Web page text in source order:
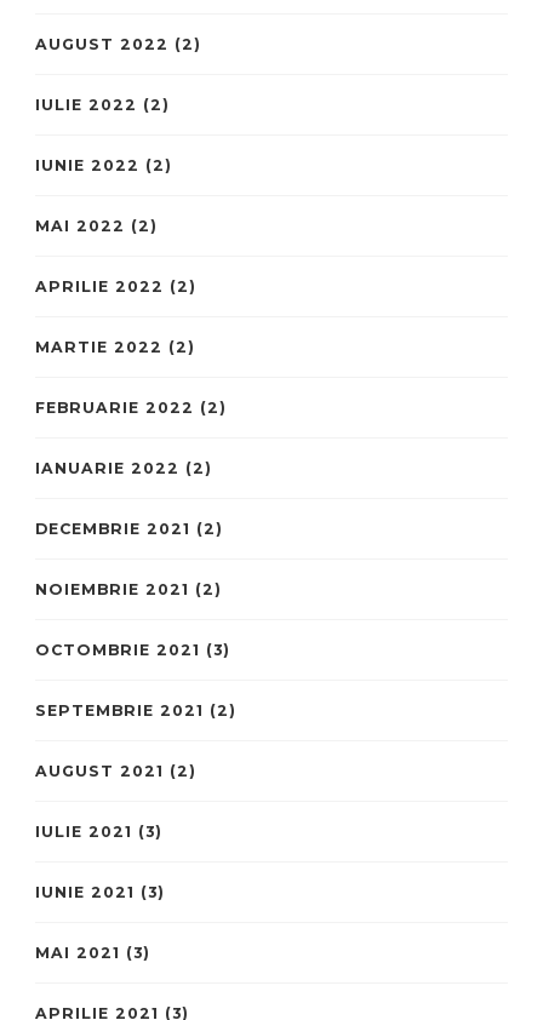
AUGUST 2022 (2)
IULIE 2022 (2)
IUNIE 2022 (2)
MAI 2022 (2)
APRILIE 2022 (2)
MARTIE 2022 (2)
FEBRUARIE 2022 (2)
IANUARIE 2022 (2)
DECEMBRIE 2021 (2)
NOIEMBRIE 2021 (2)
OCTOMBRIE 2021 (3)
SEPTEMBRIE 2021 (2)
AUGUST 2021 (2)
IULIE 2021 (3)
IUNIE 2021 (3)
MAI 2021 (3)
APRILIE 2021 (3)